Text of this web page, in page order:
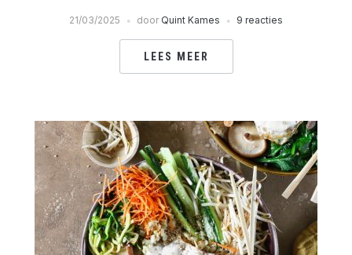
21/03/2025 door Quint Kames 9 reacties
LEES MEER